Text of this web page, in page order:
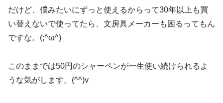
だけど、僕みたいにずっと使えるからって30年以上も買
い替えないで使ってたら、文房具メーカーも困るってもん
ですな。(;^ω^)
このままでは50円のシャーペンが一生使い続けられるよ
うな気がします。(^^)v